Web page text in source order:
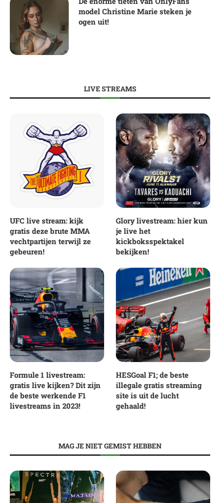
model Christine Marie steken je
ogen uit!
LIVE STREAMS
UFC live stream: kijk
gratis deze brute MMA
vechtpartijen terwijl ze
gebeuren!
Glory livestream: hier kun
je live het
kickboksspektakel
bekijken!
Formule 1 livestream:
gratis live kijken? Dit zijn
de beste werkende F1
livestreams in 2023!
HESGoal F1; de beste
illegale gratis streaming
site is uit de lucht
gehaald!
MAG JE NIET GEMIST HEBBEN